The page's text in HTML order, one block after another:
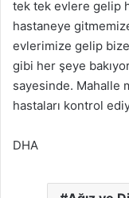
tek tek evlere gelip
hastaneye
evlerimize gelip
gibi her şeye
sayesinde. Mahalle
hastaları kontrol
DHA